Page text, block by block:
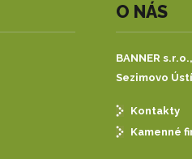
O NÁS
BANNER s.r.o.,
Sezimovo
Kontakty
Kamenné